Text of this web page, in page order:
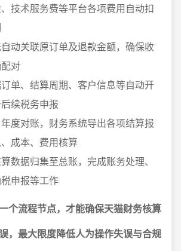
技术服务费等平台各项费用自动扣
动关联原订单及退款金额，确保收
对
单、结算周期、客户信息等自动开
续税务申报
度对账，财务系统导出各项结算报
成本、费用核算
数据归集至总账，完成账务处理、
申报等工作
个流程节点，才能确保天猫财务核算
，最大限度降低人为操作失误与合规